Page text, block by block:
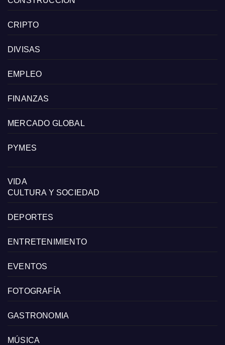
CRIPTO
DIVISAS
EMPLEO
FINANZAS
MERCADO GLOBAL
PYMES
VIDA
CULTURA Y SOCIEDAD
DEPORTES
ENTRETENIMIENTO
EVENTOS
FOTOGRAFÍA
GASTRONOMIA
MÚSICA